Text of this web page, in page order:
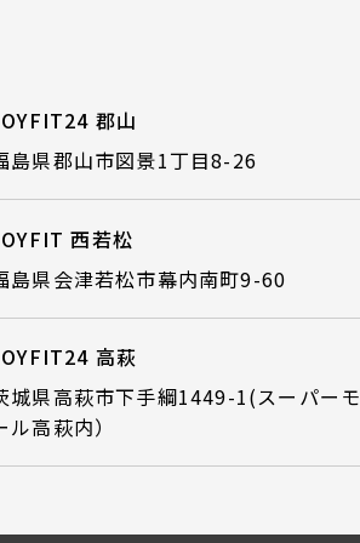
郡山
島県郡山市図景1丁目8-26
西若松
島県会津若松市幕内南町9-60
高萩
城県高萩市下手綱1449-1(スーパーモ
ル高萩内）